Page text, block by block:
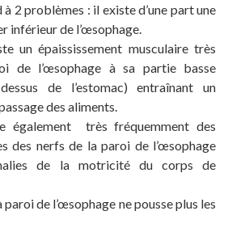
à 2 problèmes : il existe d’une part une
inférieur de l’œsophage.
un épaississement musculaire très
de l’œsophage à sa partie basse
de l’estomac) entraînant un
des aliments.
également très fréquemment des
des nerfs de la paroi de l’œsophage
de la motricité du corps de
paroi de l’œsophage ne pousse plus les